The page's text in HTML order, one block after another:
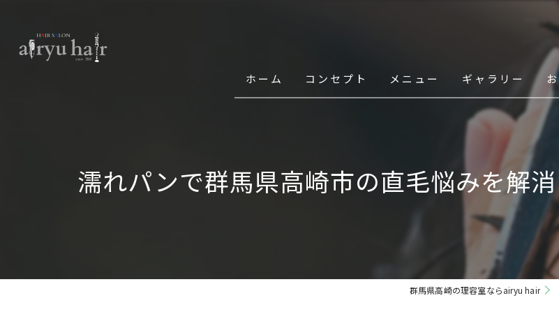
ホーム コンセプト メニュー ギャラリー
濡れパンで群馬県高崎市の直毛悩みを解
群馬県高崎の理容室ならairyu hair